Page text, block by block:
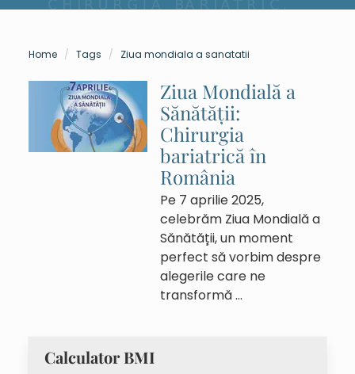
Home Tags Ziua mondiala a sanatatii
Ziua Mondială a
Sănătății:
Chirurgia
bariatrică în
România
Pe 7 aprilie 2025,
celebrăm Ziua Mondială a
Sănătății, un moment
perfect să vorbim despre
alegerile care ne
transformă …
Calculator BMI